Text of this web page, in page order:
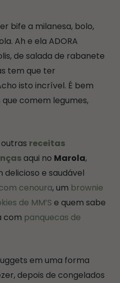
bife a milanesa, bolo,
Ah e ela ADORA
de salada de rabanete
tem que ter
isto incrível. É bem
comem legumes,
receitas
aqui no Marola,
e saudável
cenoura, um brownie
de MM’S e quem sabe
com panquecas de
em uma forma
depois de congelados